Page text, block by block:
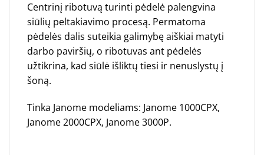
Centrinį ribotuvą turinti pėdelė palengvina
siūlių peltakiavimo procesą. Permatoma
pėdelės dalis suteikia galimybę aiškiai matyti
darbo paviršių, o ribotuvas ant pėdelės
užtikrina, kad siūlė išliktų tiesi ir nenuslystų į
šoną.
Tinka Janome modeliams: Janome 1000CPX,
Janome 2000CPX, Janome 3000P.